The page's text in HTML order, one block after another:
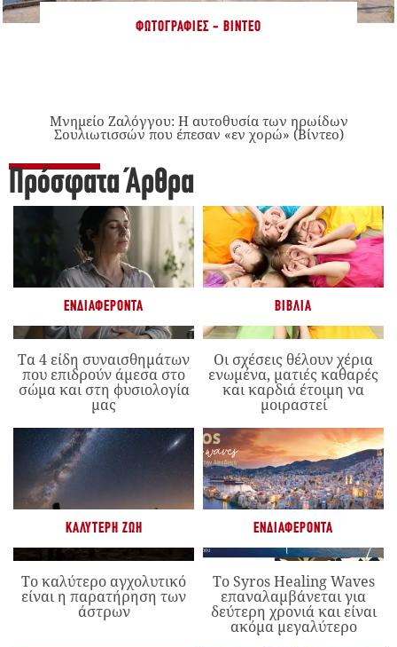
ΦΩΤΟΓΡΑΦΊΕΣ - ΒΊΝΤΕΟ
Μνημείο Ζαλόγγου: Η αυτοθυσία των ηρωίδων
Σουλιωτισσών που έπεσαν «εν χορώ» (Βίντεο)
Πρόσφατα Άρθρα
ΕΝΔΙΑΦΈΡΟΝΤΑ
Τα 4 είδη συναισθημάτων
που επιδρούν άμεσα στο
σώμα και στη φυσιολογία
μας
ΒΙΒΛΊΑ
Οι σχέσεις θέλουν χέρια
ενωμένα, ματιές καθαρές
και καρδιά έτοιμη να
μοιραστεί
ΚΑΛΎΤΕΡΗ ΖΩΉ
Το καλύτερο αγχολυτικό
είναι η παρατήρηση των
άστρων
ΕΝΔΙΑΦΈΡΟΝΤΑ
Το Syros Healing Waves
επαναλαμβάνεται για
δεύτερη χρονιά και είναι
ακόμα μεγαλύτερο